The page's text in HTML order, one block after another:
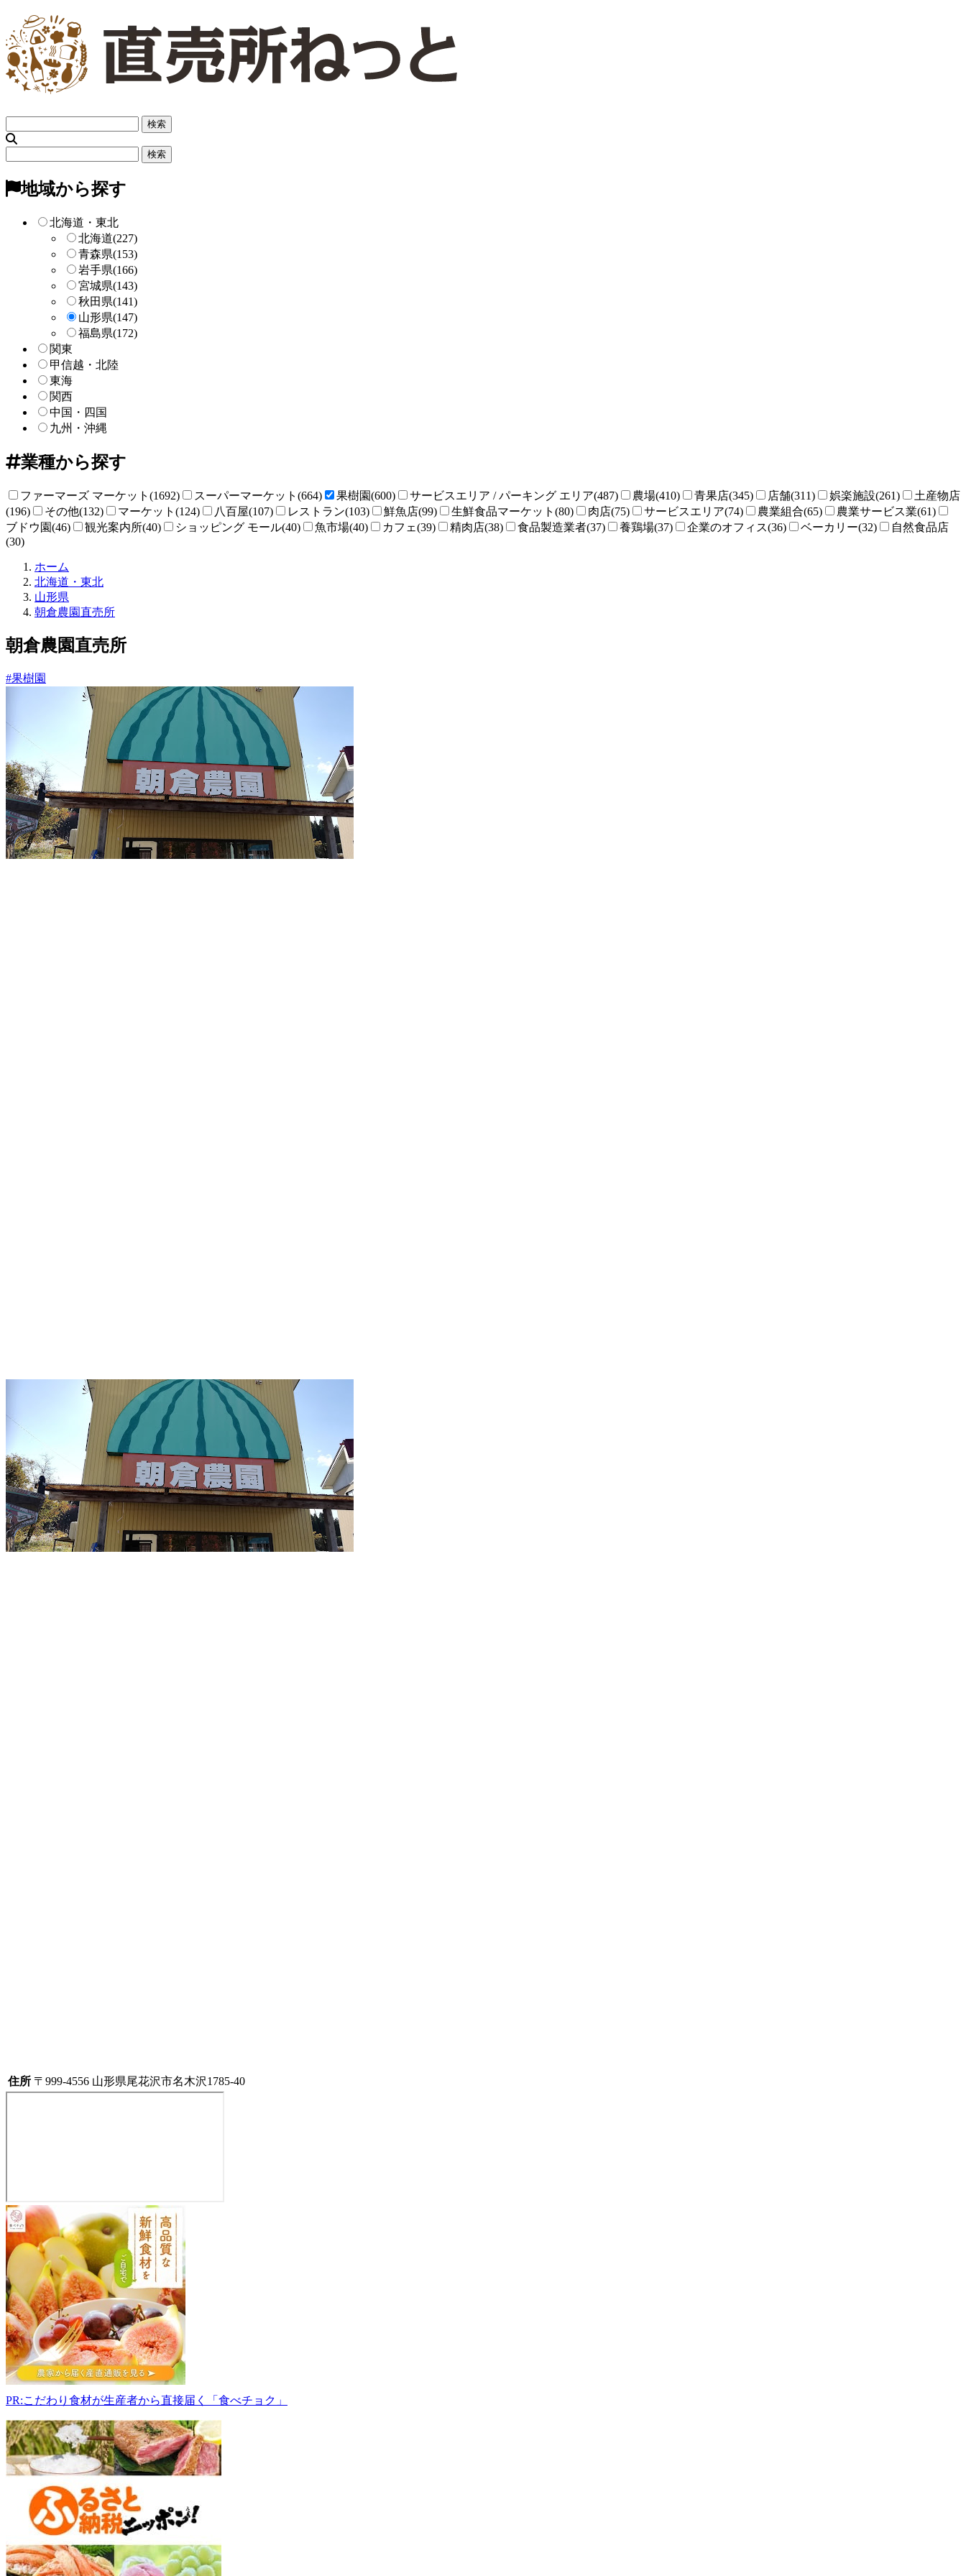
リ
索
ー
検
地域から探す
北海道・東北
北海道(227)
青森県(153)
岩手県(166)
宮城県(143)
秋田県(141)
山形県(147)
福島県(172)
関東
甲信越・北陸
東海
関西
中国・四国
九州・沖縄
業種から探す
ファーマーズ マーケット(1692) スーパーマーケット(664) 果樹園(600) サービスエリア / パーキング エリア(487) 農場(410) 青果店(345) 店舗(311) 娯楽施設(261)
土産物店
(196)
その他(132) マーケット(124) 八百屋(107) レストラン(103) 鮮魚店(99) 生鮮食品マーケット(80) 肉店(75) サービスエリア(74) 農業組合(65)
農業サービス業(61)
ブドウ園(46)
観光案内所(40) ショッピング モール(40) 魚市場(40) カフェ(39) 精肉店(38) 食品製造業者(37) 養鶏場(37) 企業のオフィス(36) ベーカリー(32)
自然食品店
(30)
ホーム
売
ね
と
北海道・東北
山形県
朝倉農園直売所
朝倉農園直売所
#果樹園
住所 〒999-4556 山形県尾花沢市名木沢1785-40
朝
倉
農
園
直
売
所
999-
4556
山
形
県
尾
花
沢
市
名
木
沢
-
PR:こだわり食材が生産者から直接届く「食べチョク」